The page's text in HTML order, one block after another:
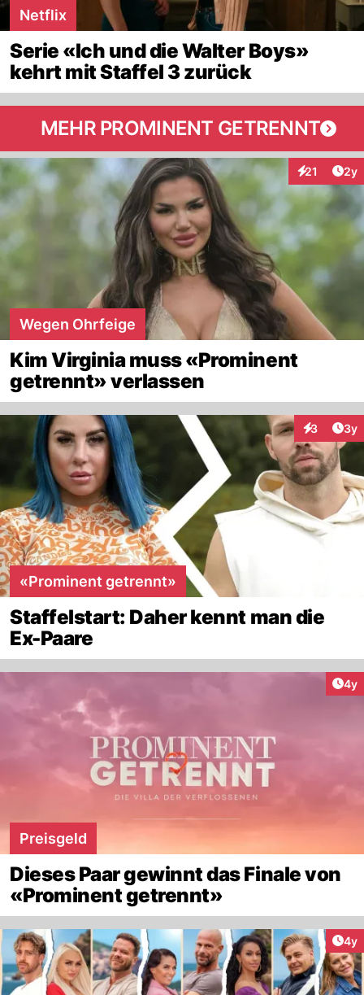
Netflix
Serie «Ich und die Walter Boys»
kehrt mit Staffel 3 zurück
MEHR PROMINENT GETRENNT
21 2y
Wegen Ohrfeige
Kim Virginia muss «Prominent
getrennt» verlassen
3 3y
«Prominent getrennt»
Staffelstart: Daher kennt man die
Ex-Paare
4y
Preisgeld
Dieses Paar gewinnt das Finale von
«Prominent getrennt»
4y